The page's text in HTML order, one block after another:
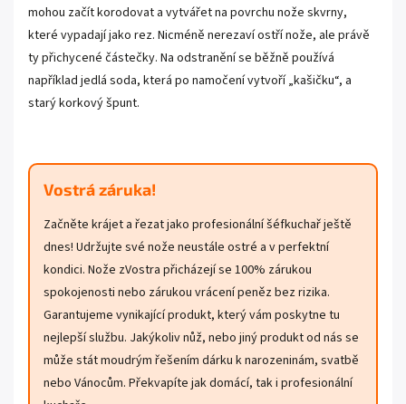
mohou začít korodovat a vytvářet na povrchu nože skvrny,
které vypadají jako rez. Nicméně nerezaví ostří nože, ale právě
ty přichycené částečky. Na odstranění se běžně používá
například jedlá soda, která po namočení vytvoří „kašičku“, a
starý korkový špunt.
Vostrá záruka!
Začněte krájet a řezat jako profesionální šéfkuchař ještě
dnes! Udržujte své nože neustále ostré a v perfektní
kondici. Nože zVostra přicházejí se 100% zárukou
spokojenosti nebo zárukou vrácení peněz bez rizika.
Garantujeme vynikající produkt, který vám poskytne tu
nejlepší službu. Jakýkoliv nůž, nebo jiný produkt od nás se
může stát moudrým řešením dárku k narozeninám, svatbě
nebo Vánocům. Překvapíte jak domácí, tak i profesionální